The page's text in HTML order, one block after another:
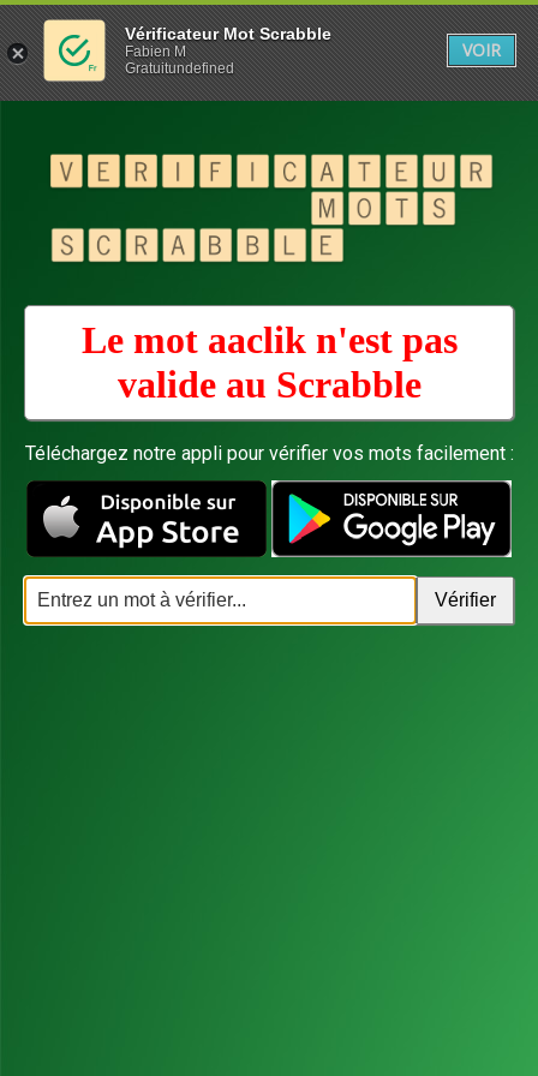
Le mot aaclik n'est pas
valide au Scrabble
Téléchargez notre appli pour vérifier vos mots facilement :
Vérificateur Mot Scrabble
Fabien M
Gratuitundefined
VOIR